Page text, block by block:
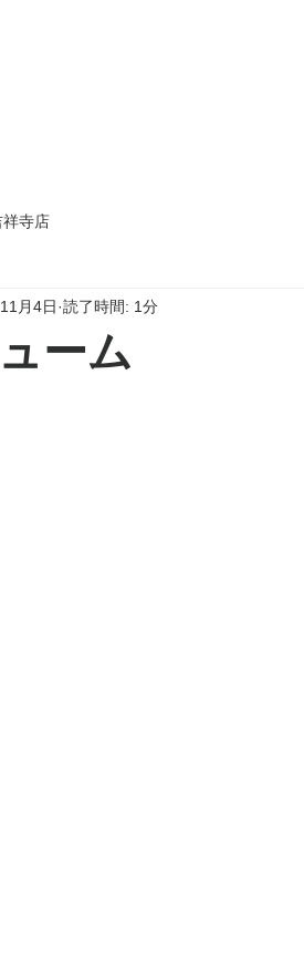
寺店
ーム
月4日 読了時間: 1分